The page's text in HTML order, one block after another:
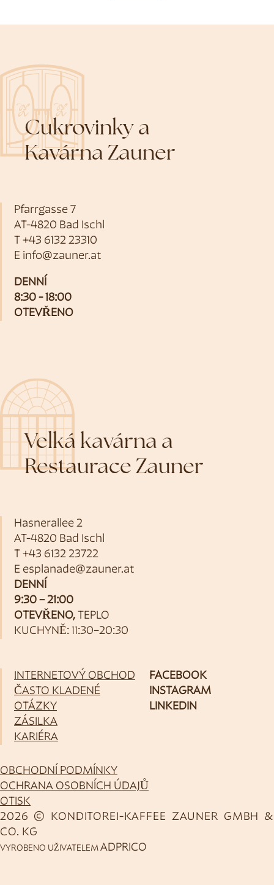
Cukrovinky a
Kavárna Zauner
Pfarrgasse 7
AT-4820 Bad Ischl
T +43 6132 23310
E info@zauner.at
DENNÍ
8:30 - 18:00
OTEVŘENO
Velká kavárna a
Restaurace Zauner
Hasnerallee 2
AT-4820 Bad Ischl
T +43 6132 23722
E esplanade@zauner.at
DENNÍ
9:30 – 21:00
OTEVŘENO, TEPLO
KUCHYNĚ: 11:30–20:30
INTERNETOVÝ OBCHOD
ČASTO KLADENÉ
OTÁZKY
ZÁSILKA
KARIÉRA
FACEBOOK
INSTAGRAM
LINKEDIN
2026 © KONDITOREI-KAFFEE ZAUNER GMBH &
CO. KG
OBCHODNÍ PODMÍNKY
OCHRANA OSOBNÍCH ÚDAJŮ
OTISK
VYROBENO UŽIVATELEM ADPRICO